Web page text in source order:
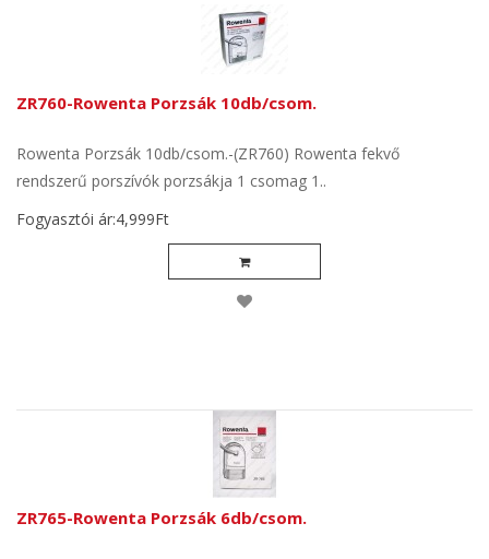
ZR760-Rowenta Porzsák 10db/csom.
Rowenta Porzsák 10db/csom.-(ZR760) Rowenta fekvő
rendszerű porszívók porzsákja 1 csomag 1..
Fogyasztói ár:4,999Ft
ZR765-Rowenta Porzsák 6db/csom.